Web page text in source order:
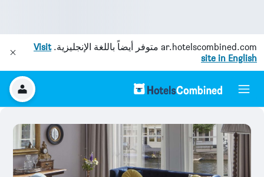
ar.hotelscombined.com متوفر أيضاً باللغة الإنجليزية.Visit
site in English